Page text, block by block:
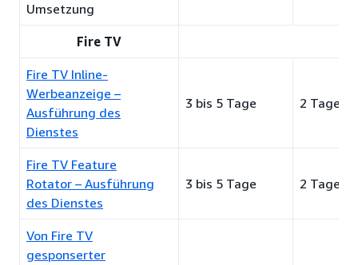
Umsetzung
Fire TV
Fire TV Inline-
Werbeanzeige –
Ausführung des
Dienstes
3 bis 5 Tage 2 Tage
Fire TV Feature
Rotator – Ausführung
des Dienstes
3 bis 5 Tage 2 Tage
Von Fire TV
gesponserter